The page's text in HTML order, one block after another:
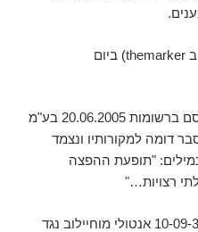
מצ"ב מאמרו של הח"מ, (פורסם ב themarker) ביום
אכן, בהצעת החוק הסופית (פורסם ברשומות 20.06.2005 בע"מ
דומה למקורותיו ונצמד
"תופעת ההפצה
רצויות…"
לציין, שגם בהחלטה בת.צ 10-09-33648 אנטולי מוחיילוב נגד